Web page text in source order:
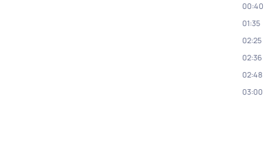
00:40
01:35
02:25
02:36
02:48
03:00